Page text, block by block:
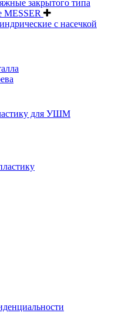
закрытого типа
MESSER
с насечкой
для УШМ